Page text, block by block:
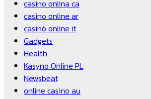
casino onlina ca
casino online ar
casinò online it
Gadgets
Health
Kasyno Online PL
Newsbeat
online casino au